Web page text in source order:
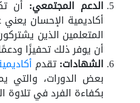
الدعم المجتمعي: أن
أكاديمية الإحسان
المتعلمين الذين
أن يوفر ذلك تحفيزًا
الشهادات:تقدم
بعض الدورات، والتي
بكفاءة الفرد في تلاوة